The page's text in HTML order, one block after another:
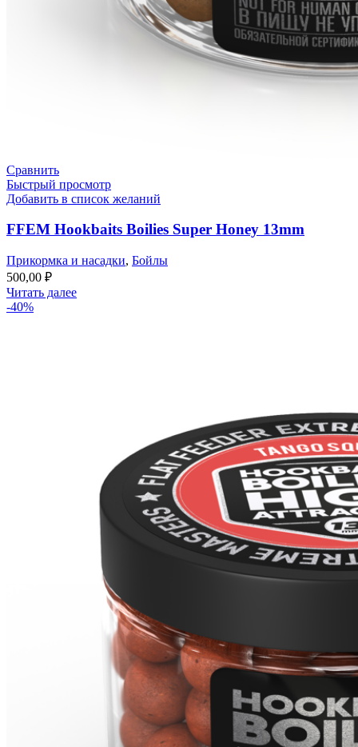
Сравнить
Быстрый просмотр
Добавить в список желаний
FFEM Hookbaits Boilies Super Honey 13mm
Прикормка и насадки, Бойлы
500,00 ₽
Читать далее
-40%